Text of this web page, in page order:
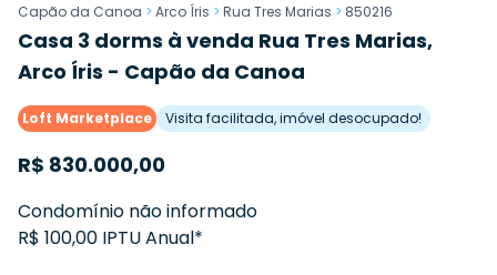
Capão da Canoa > Arco Íris > Rua Tres Marias > 850216
Casa 3 dorms à venda Rua Tres Marias,
Arco Íris - Capão da Canoa
Loft Marketplace Visita facilitada, imóvel desocupado!
R$ 830.000,00
Condomínio não informado
R$ 100,00 IPTU Anual*